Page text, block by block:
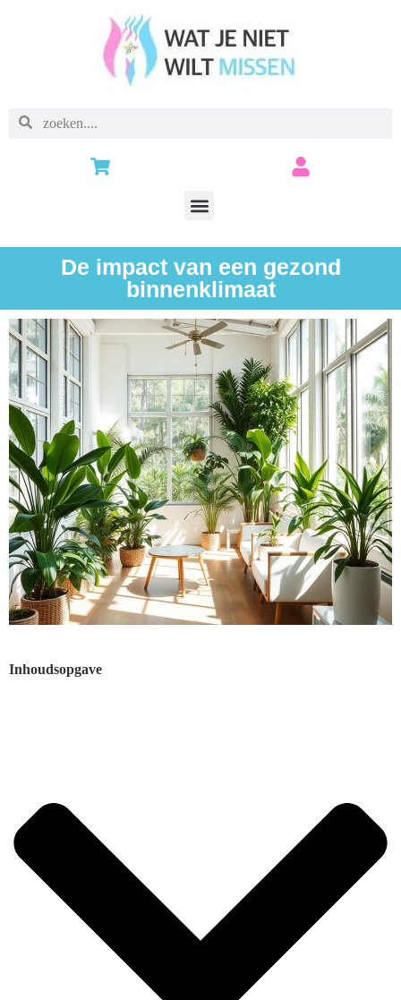
De impact van een gezond
binnenklimaat
Inhoudsopgave